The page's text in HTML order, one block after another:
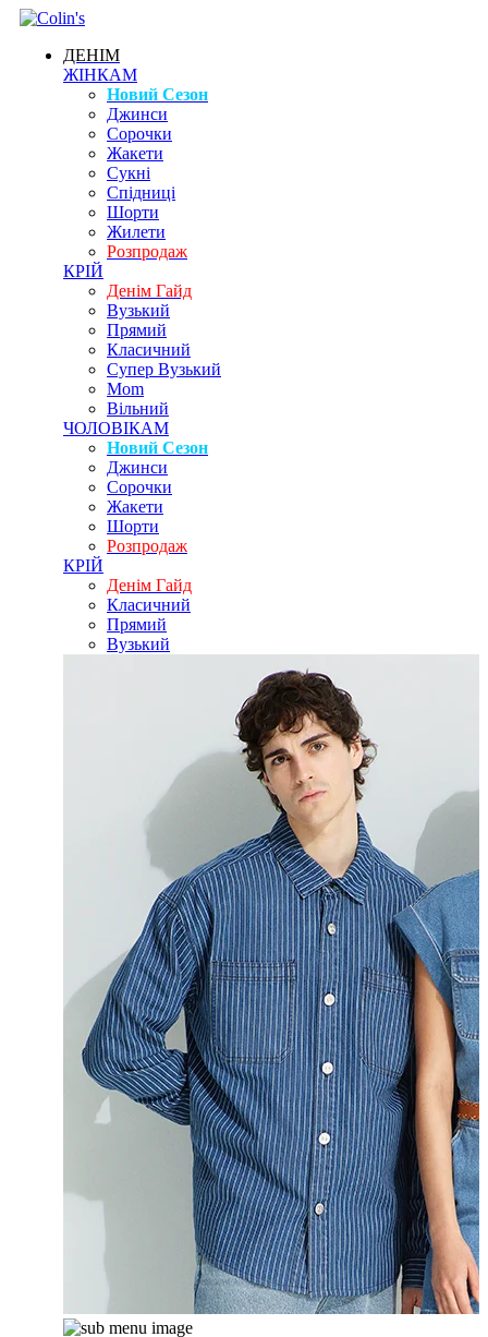
ДЕНІМ
ЖІНКАМ
Новий Сезон
Джинси
Сорочки
Жакети
Сукні
Спідниці
Шорти
Жилети
Розпродаж
КРІЙ
Денім Гайд
Вузький
Прямий
Класичний
Супер Вузький
Mom
Вільний
ЧОЛОВІКАМ
Новий Сезон
Джинси
Сорочки
Жакети
Шорти
Розпродаж
КРІЙ
Денім Гайд
Класичний
Прямий
Вузький